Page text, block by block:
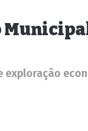
exploração